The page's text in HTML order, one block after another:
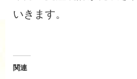
いきます。
関連